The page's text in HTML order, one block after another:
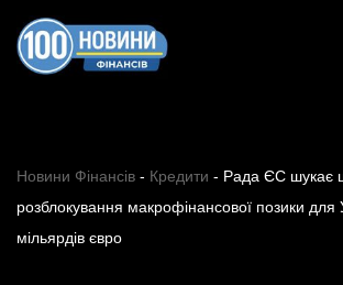
Перейти
Новини Фінансів - Кредити - Рада ЄС шукає
розблокування макрофінансової позики для
мільярдів євро